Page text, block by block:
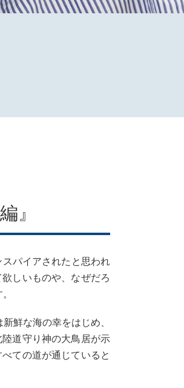
』
パイアされたと思われ
しいものや、なぜだろ
鮮な海の幸をはじめ、
道守り神の大鳥居が示
ての道が通じていると